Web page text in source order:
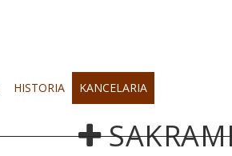
HISTORIA KANCELARIA